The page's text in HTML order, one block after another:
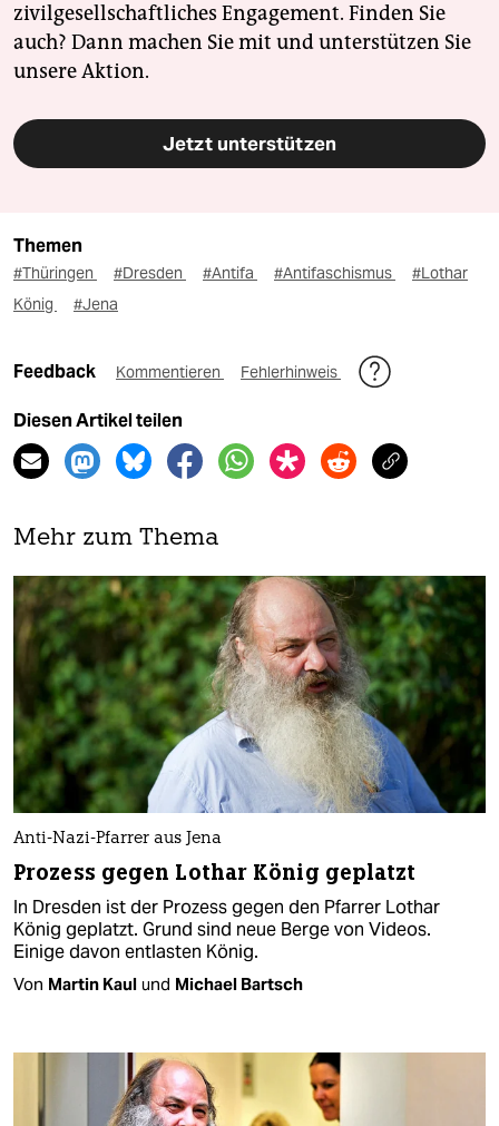
zivilgesellschaftliches Engagement. Finden Sie
auch? Dann machen Sie mit und unterstützen Sie
unsere Aktion.
Jetzt unterstützen
Themen
#Thüringen #Dresden #Antifa #Antifaschismus
#Lothar
König
#Jena
Feedback Kommentieren Fehlerhinweis
Diesen Artikel teilen
Mehr zum Thema
Anti-Nazi-Pfarrer aus Jena
Prozess gegen Lothar König geplatzt
In Dresden ist der Prozess gegen den Pfarrer Lothar
König geplatzt. Grund sind neue Berge von Videos.
Einige davon entlasten König.
Von Martin Kaul und Michael Bartsch